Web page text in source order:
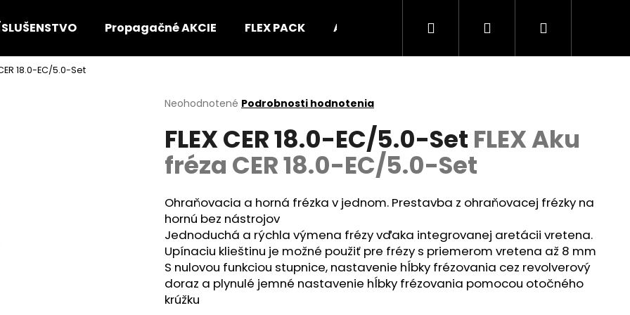
Propagačné AKCIE FLEX PACK AKU Stroje UHLOVÉ BRÚSKY
Hľadať PrihlásenieNákupný
18.0-EC/5.0-Set
Priemerné
produktu
je
0,0
hviezdičiek.
Neohodnotené Podrobnosti hodnotenia
FLEX CER 18.0-EC/5.0-Set FLEX Aku
fréza CER 18.0-EC/5.0-Set
Ohraňovacia a horná frézka v jednom. Prestavba z ohraňovacej frézky na
hornú bez nástrojov
Jednoduchá a rýchla výmena frézy vďaka integrovanej aretácii vretena.
Upínaciu klieštinu je možné použiť pre frézy s priemerom vretena až 8 mm
S nulovou funkciou stupnice, nastavenie hĺbky frézovania cez revolverový
doraz a plynulé jemné nastavenie hĺbky frézovania pomocou otočného
krúžku
Čo potrebujete nájsť?
HĽADAŤ
Nasledujúce